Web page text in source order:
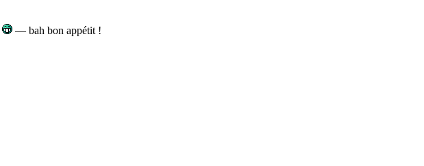
— bah bon appétit !